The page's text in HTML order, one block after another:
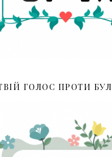
ГОЛОС ПРОТИ